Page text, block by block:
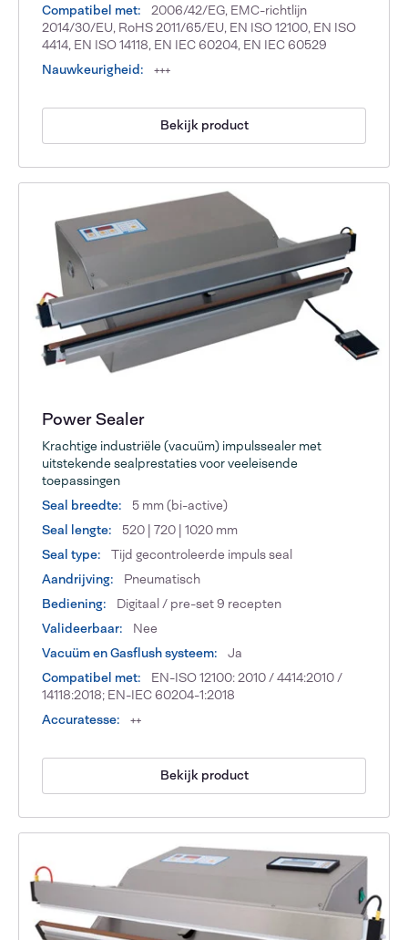
Compatibel met:
2006/42/EG, EMC-richtlijn
2014/30/EU, RoHS 2011/65/EU, EN ISO 12100, EN ISO
4414, EN ISO 14118, EN IEC 60204, EN IEC 60529
Nauwkeurigheid:
+++
Bekijk product
Power Sealer
Krachtige industriële (vacuüm) impulssealer met
uitstekende sealprestaties voor veeleisende
toepassingen
Seal breedte:
5 mm (bi-active)
Seal lengte:
520 | 720 | 1020 mm
Seal type:
Tijd gecontroleerde impuls seal
Aandrijving:
Pneumatisch
Bediening:
Digitaal / pre-set 9 recepten
Valideerbaar:
Nee
Vacuüm en Gasflush systeem:
Ja
Compatibel met:
EN-ISO 12100: 2010 / 4414:2010 /
14118:2018; EN-IEC 60204-1:2018
Accuratesse:
++
Bekijk product